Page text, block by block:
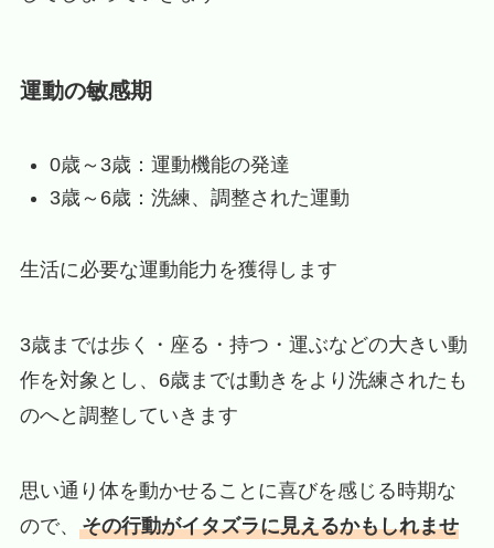
運動の敏感期
0歳～3歳：運動機能の発達
3歳～6歳：洗練、調整された運動
生活に必要な運動能力を獲得します
3歳までは歩く・座る・持つ・運ぶなどの大きい動
作を対象とし、6歳までは動きをより洗練されたも
のへと調整していきます
思い通り体を動かせることに喜びを感じる時期な
ので、 その行動がイタズラに見えるかもしれませ